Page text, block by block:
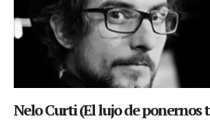
Nelo Curti (El lujo de ponernos